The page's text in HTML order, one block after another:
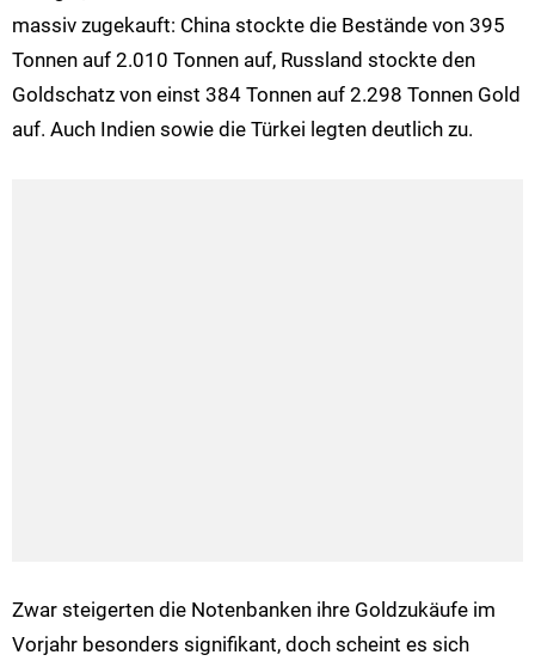
massiv zugekauft: China stockte die Bestände von 395
Tonnen auf 2.010 Tonnen auf, Russland stockte den
Goldschatz von einst 384 Tonnen auf 2.298 Tonnen Gold
auf. Auch Indien sowie die Türkei legten deutlich zu.
Zwar steigerten die Notenbanken ihre Goldzukäufe im
Vorjahr besonders signifikant, doch scheint es sich